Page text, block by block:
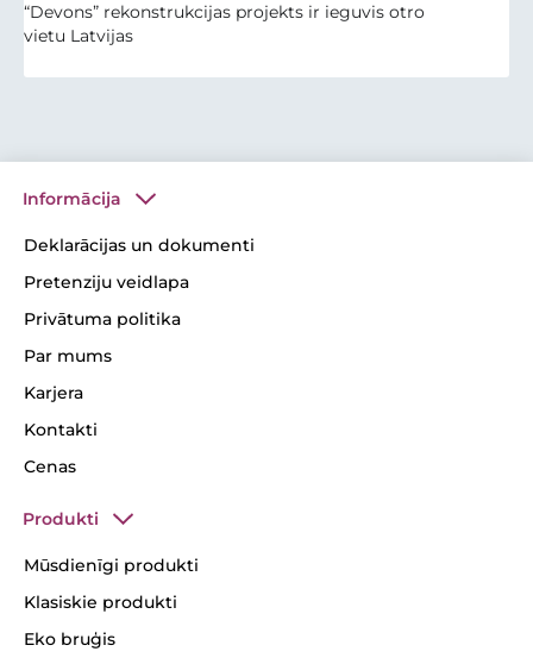
“Devons” rekonstrukcijas projekts ir ieguvis otro
vietu Latvijas
Informācija
Deklarācijas un dokumenti
Pretenziju veidlapa
Privātuma politika
Par mums
Karjera
Kontakti
Cenas
Produkti
Mūsdienīgi produkti
Klasiskie produkti
Eko bruģis